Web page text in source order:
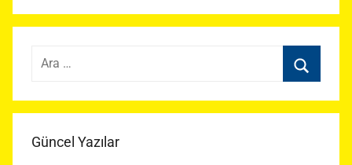
Arama:
Güncel Yazılar